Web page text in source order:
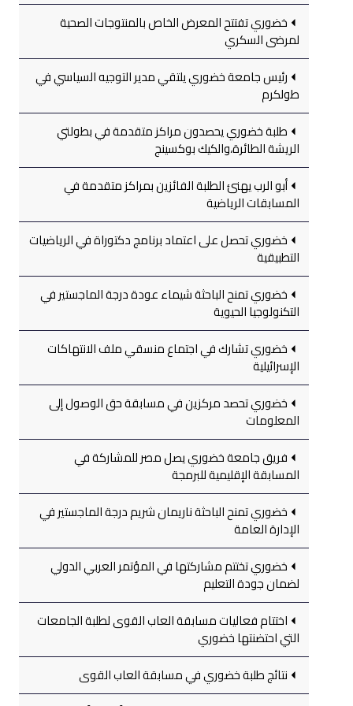
خضوري تفتتح المعرض الخاص بالمنتوجات الصحية
لمرضى السكري
رئيس جامعة خضوري يلتقي مدير التوجيه السياسي في
طولكرم
طلبة خضوري يحصدون مراكز متقدمة في بطولتي
الريشة الطائرة،والكيك بوكسينج
أبو الرب يهنئ الطلبة الفائزين بمراكز متقدمة في
المسابقات الرياضية
خضوري تحصل على اعتماد برنامج دكتوراة في الرياضيات
التطبيقية
خضوري تمنح الباحثة شيماء عودة درجة الماجستير في
التكنولوجيا الحيوية
خضوري تشارك في اجتماع منسقي ملف الانتهاكات
الإسرائيلية
خضوري تحصد مركزين في مسابقة حق الوصول إلى
المعلومات
فريق جامعة خضوري يصل مصر للمشاركة في
المسابقة الإقليمية للبرمجة
خضوري تمنح الباحثة ناريمان شريم درجة الماجستير في
الإدارة العامة
خضوري تختتم مشاركتها في المؤتمر العربي الدولي
لضمان جودة التعليم
اختتام فعاليات مسابقة العاب القوى لطلبة الجامعات
التي احتضنتها خضوري
نتائج طلبة خضوري في مسابقة العاب القوى